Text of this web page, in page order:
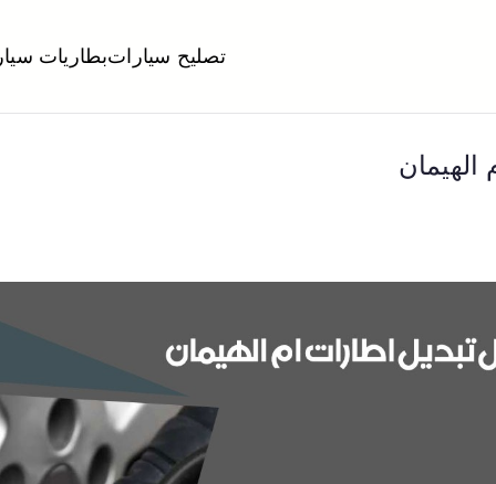
بنشر متنقل الكويت
متنقل الكويت كهرباء وبنشر تبديل تواير تواير اطارات عجلات
تصليح سياراتبطاريات
الهيمان